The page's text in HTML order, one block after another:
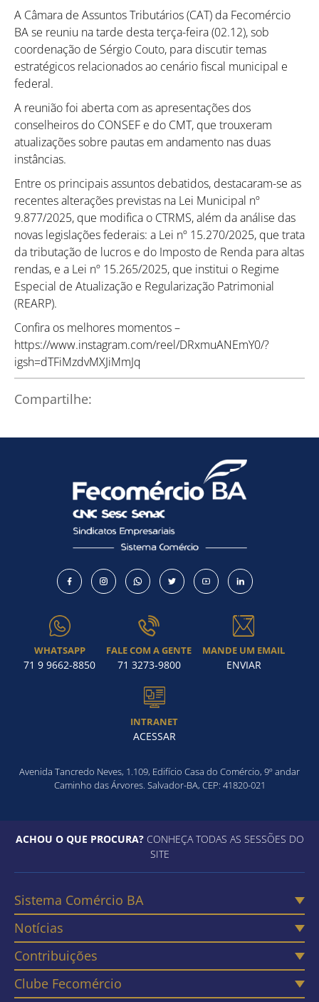
A Câmara de Assuntos Tributários (CAT) da Fecomércio
BA se reuniu na tarde desta terça-feira (02.12), sob
coordenação de Sérgio Couto, para discutir temas
estratégicos relacionados ao cenário fiscal municipal e
federal.
A reunião foi aberta com as apresentações dos
conselheiros do CONSEF e do CMT, que trouxeram
atualizações sobre pautas em andamento nas duas
instâncias.
Entre os principais assuntos debatidos, destacaram-se as
recentes alterações previstas na Lei Municipal nº
9.877/2025, que modifica o CTRMS, além da análise das
novas legislações federais: a Lei nº 15.270/2025, que trata
da tributação de lucros e do Imposto de Renda para altas
rendas, e a Lei nº 15.265/2025, que institui o Regime
Especial de Atualização e Regularização Patrimonial
(REARP).
Confira os melhores momentos –
https://www.instagram.com/reel/DRxmuANEmY0/?
igsh=dTFiMzdvMXJiMmJq
Compartilhe:
WHATSAPP
71 9 9662-8850
FALE COM A GENTE
71 3273-9800
MANDE UM EMAIL
ENVIAR
INTRANET
ACESSAR
Avenida Tancredo Neves, 1.109, Edifício Casa do Comércio, 9º andar
Caminho das Árvores. Salvador-BA, CEP: 41820-021
ACHOU O QUE PROCURA?CONHEÇA TODAS AS SESSÕES DO
SITE
Sistema Comércio BA
Notícias
Contribuições
Clube Fecomércio